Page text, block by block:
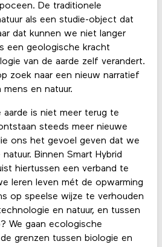
De traditionele
als een studie-object dat
dat kunnen we niet langer
een geologische kracht
van de aarde zelf verandert.
zoek naar een nieuw narratief
en natuur.
aarde is niet meer terug te
steeds meer nieuwe
ons het gevoel geven dat we
Binnen Smart Hybrid
hiertussen een verband te
leren leven mét de opwarming
op speelse wijze te verhouden
en natuur, en tussen
We gaan ecologische
grenzen tussen biologie en